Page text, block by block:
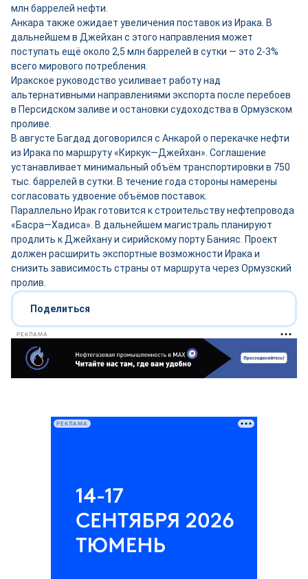
млн баррелей нефти.
Анкара также ожидает увеличения поставок из Ирака. В
дальнейшем в Джейхан с этого направления может
поступать ещё около 2,5 млн баррелей в сутки — это 2-3%
всего мирового потребления.
Иракское руководство усиливает работу над
альтернативными направлениями экспорта после перебоев
в Персидском заливе и остановки судоходства в Ормузском
проливе.
В августе Багдад договорился с Анкарой о перекачке нефти
из Ирака по маршруту «Киркук—Джейхан». Соглашение
устанавливает минимальный объём транспортировки в 750
тыс. баррелей в сутки. В течение года стороны намерены
согласовать удвоение объёмов поставок.
Параллельно Ирак готовится к строительству нефтепровода
«Басра—Хадиса». В дальнейшем магистраль планируют
продлить к Джейхану и сирийскому порту Банияс. Проект
должен расширить экспортные возможности Ирака и
снизить зависимость страны от маршрута через Ормузский
пролив.
Поделиться
РЕКЛАМА
РЕКЛАМА